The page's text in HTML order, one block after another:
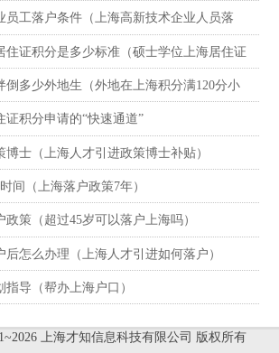
员工落户条件（上海高新技术企业人员落
住证积分是多少标准（硕士学位上海居住证
倒多少外地生（外地在上海积分满120分小
吗）
证积分申请的“快速通道”
博士（上海人才引进政策博士补贴）
间（上海落户政策7年）
策（超过45岁可以落户上海吗）
后怎么办理（上海人才引进如何落户）
指导（帮办上海户口）
上海才知信息科技有限公司 版权所有